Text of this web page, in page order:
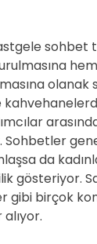
sohbet
olanak
da
gösteriyor.
gibi birçok